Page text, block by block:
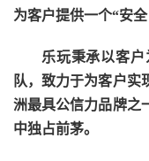
为客户提供一个“安
乐玩秉承以客
队，致力于为客户实
洲最具公信力品牌之
中独占前茅。